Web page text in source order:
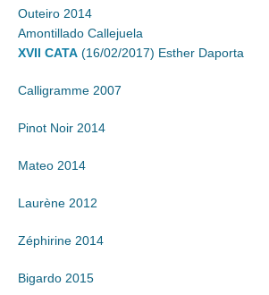
Outeiro 2014
Amontillado Callejuela
XVII CATA (16/02/2017) Esther Daporta
Calligramme 2007
Pinot Noir 2014
Mateo 2014
Laurène 2012
Zéphirine 2014
Bigardo 2015